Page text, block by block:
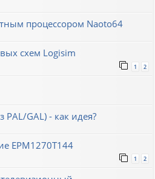
процессором Naoto64
схем Logisim
1 2
PAL/GAL) - как идея?
EPM1270T144
1 2